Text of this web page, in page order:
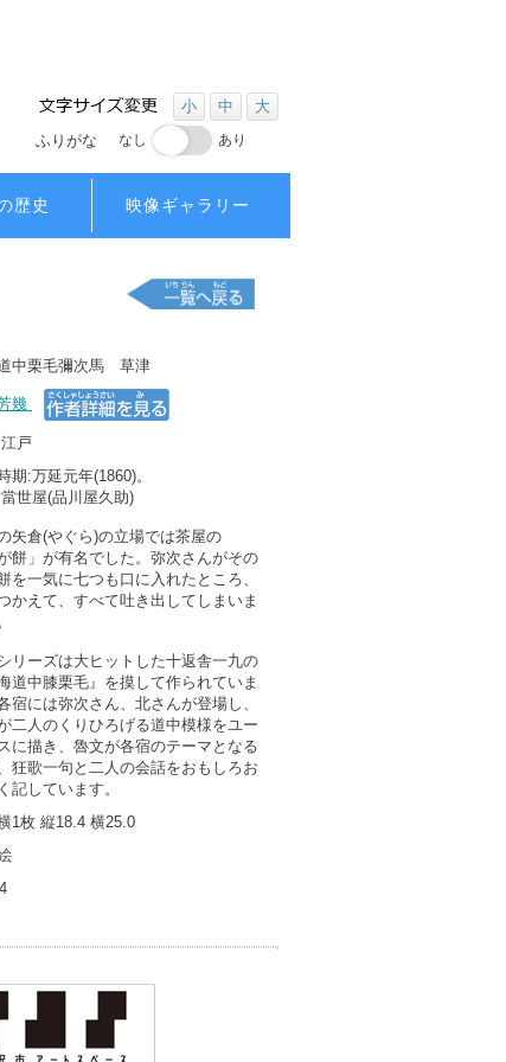
小 中
大
ふりがな
なし あり
歴史 映像ギャラリー
中栗毛彌次馬
草津
幾
江戸
期:万延元年(1860)。
當世屋(品川屋久助)
矢倉(やぐら)の立場では茶屋の
餅 」が有名でした。 弥次さんがその
を一気に七つも 口 に 入れたところ、
かえて、すべて吐 き 出 してしまいま
リーズは大ヒットした十返舎一九の
道中膝栗毛』を摸して作られていま
宿には弥次さん、 北さんが登場し、
二人のくりひろげる道中模様をユー
に描き、 魯文が各宿のテーマとなる
狂歌一句 と 二人の会話をおもしろお
記しています。
1枚 縦18.4 横25.0